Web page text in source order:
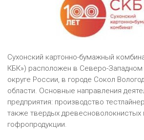
Сухонский картонно-бумажный
КБК») расположен в Северо-
округе России, в городе Сокол
области. Основные направления
предприятия: производство
также твердых древесноволокнистых
гофропродукции.